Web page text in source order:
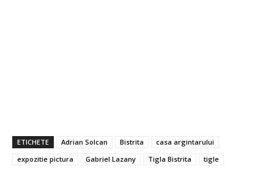
ETICHETE Adrian Solcan Bistrita
casa argintarului
expozitie pictura
Gabriel Lazany Tigla Bistrita tigle